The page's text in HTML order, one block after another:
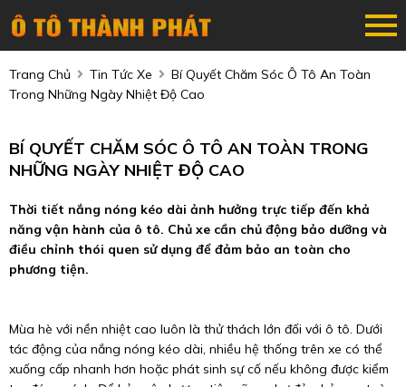
Trang Chủ Tin Tức Xe
Bí Quyết Chăm Sóc Ô Tô An Toàn
Trong Những Ngày Nhiệt Độ Cao
BÍ QUYẾT CHĂM SÓC Ô TÔ AN TOÀN TRONG
NHỮNG NGÀY NHIỆT ĐỘ CAO
Thời tiết nắng nóng kéo dài ảnh hưởng trực tiếp đến khả
năng vận hành của ô tô. Chủ xe cần chủ động bảo dưỡng và
điều chỉnh thói quen sử dụng để đảm bảo an toàn cho
phương tiện.
Mùa hè với nền nhiệt cao luôn là thử thách lớn đối với ô tô. Dưới
tác động của nắng nóng kéo dài, nhiều hệ thống trên xe có thể
xuống cấp nhanh hơn hoặc phát sinh sự cố nếu không được kiểm